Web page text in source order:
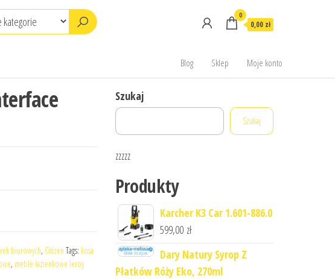
0
0,00 zł
Blog Sklep Moje konto
biurowych, Citizen Tags: kosa
, meble łazienkowe leroy
Szukaj
Szukaj
zzzzz
Produkty
Karcher K3 Car 1.601-886.0
599,00 zł
Dary Natury Syrop Z
Płatków Róży Eko, 270ml